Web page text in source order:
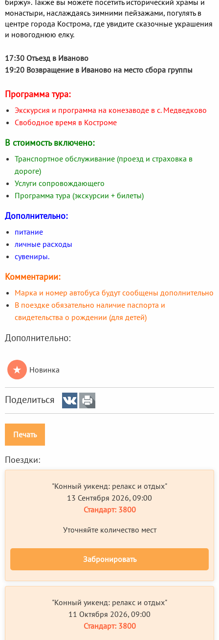
монастыри, наслаждаясь зимними пейзажами, погулять в
центре города Кострома, где увидите сказочные украшения
и новогоднюю елку.
17:30 Отъезд в Иваново
19:20 Возвращение в Иваново на место сбора группы
Программа тура:
Экскурсия и программа на конезаводе в с. Медведково
Свободное время в Костроме
В стоимость включено:
Транспортное обслуживание (проезд и страховка в
дороге)
Услуги сопровождающего
Программа тура (экскурсии + билеты)
Дополнительно:
питание
личные расходы
сувениры.
Комментарии:
Марка и номер автобуса будут сообщены дополнительно
В поездке обязательно наличие паспорта и
свидетельства о рождении (для детей)
Дополнительно:
★ Новинка
Поделиться
Печать
Поездки:
"Конный уикенд: релакс и отдых"
13 Сентября 2026, 09:00
Стандарт:3800
Уточняйте количество мест
Забронировать
"Конный уикенд: релакс и отдых"
11 Октября 2026, 09:00
Стандарт:3800